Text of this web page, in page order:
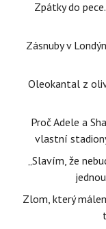
Zpátky do
Zásnuby v
Oleokantal z
Proč Adele a
vlastní
„Slavím, že
Zlom, který